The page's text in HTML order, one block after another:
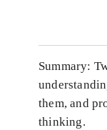
Summary:
them, and
thinking.